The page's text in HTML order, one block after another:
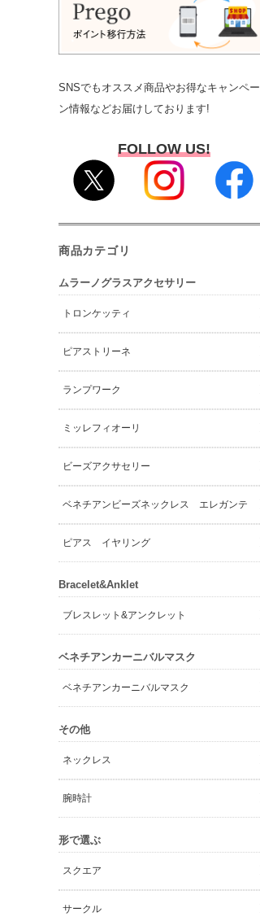
SNSでもオススメ商品やお得なキャンペー
ン情報などお届けしております!
FOLLOW US!
商品カテゴリ
ムラーノグラスアクセサリー
トロンケッティ
ピアストリーネ
ランプワーク
ミッレフィオーリ
ビーズアクサセリー
ベネチアンビーズネックレス エレガンテ
ピアス イヤリング
Bracelet&Anklet
ブレスレット&アンクレット
ベネチアンカーニバルマスク
ベネチアンカーニバルマスク
その他
ネックレス
腕時計
形で選ぶ
スクエア
サークル